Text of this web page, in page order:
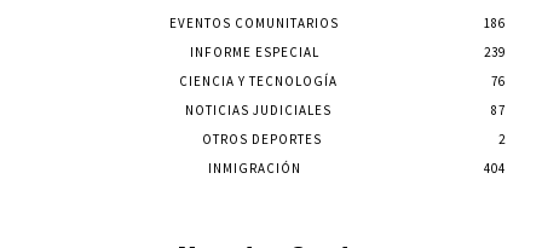
EVENTOS COMUNITARIOS
186
INFORME ESPECIAL
239
CIENCIA Y TECNOLOGÍA
76
NOTICIAS JUDICIALES
87
OTROS DEPORTES
2
INMIGRACIÓN
404